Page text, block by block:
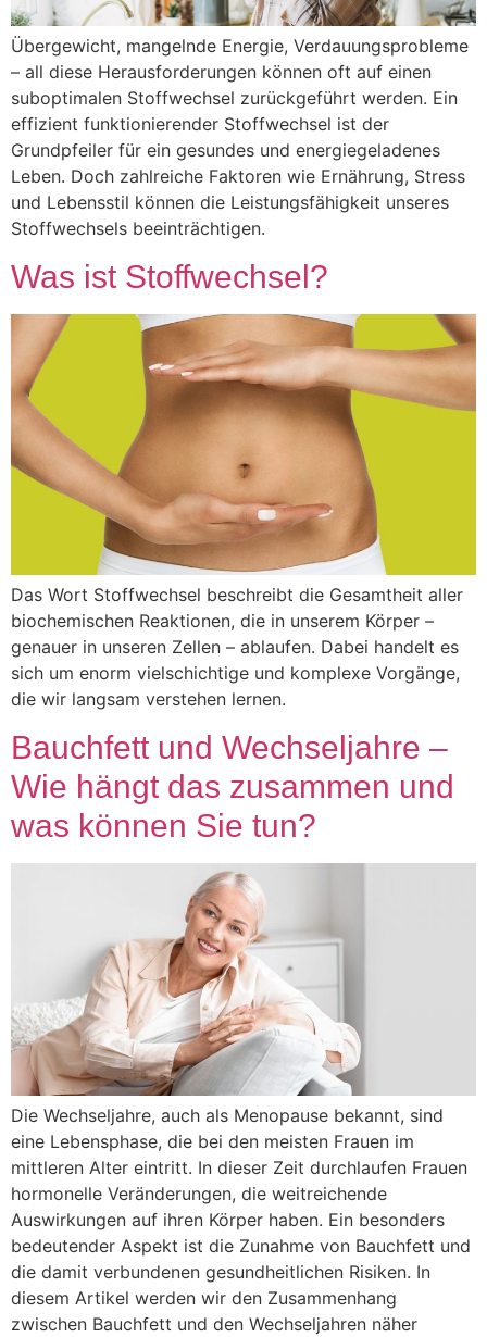
Übergewicht, mangelnde Energie, Verdauungsprobleme
– all diese Herausforderungen können oft auf einen
suboptimalen Stoffwechsel zurückgeführt werden. Ein
effizient funktionierender Stoffwechsel ist der
Grundpfeiler für ein gesundes und energiegeladenes
Leben. Doch zahlreiche Faktoren wie Ernährung, Stress
und Lebensstil können die Leistungsfähigkeit unseres
Stoffwechsels beeinträchtigen.
Was ist Stoffwechsel?
Das Wort Stoffwechsel beschreibt die Gesamtheit aller
biochemischen Reaktionen, die in unserem Körper –
genauer in unseren Zellen – ablaufen. Dabei handelt es
sich um enorm vielschichtige und komplexe Vorgänge,
die wir langsam verstehen lernen.
Bauchfett und Wechseljahre –
Wie hängt das zusammen und
was können Sie tun?
Die Wechseljahre, auch als Menopause bekannt, sind
eine Lebensphase, die bei den meisten Frauen im
mittleren Alter eintritt. In dieser Zeit durchlaufen Frauen
hormonelle Veränderungen, die weitreichende
Auswirkungen auf ihren Körper haben. Ein besonders
bedeutender Aspekt ist die Zunahme von Bauchfett und
die damit verbundenen gesundheitlichen Risiken. In
diesem Artikel werden wir den Zusammenhang
zwischen Bauchfett und den Wechseljahren näher